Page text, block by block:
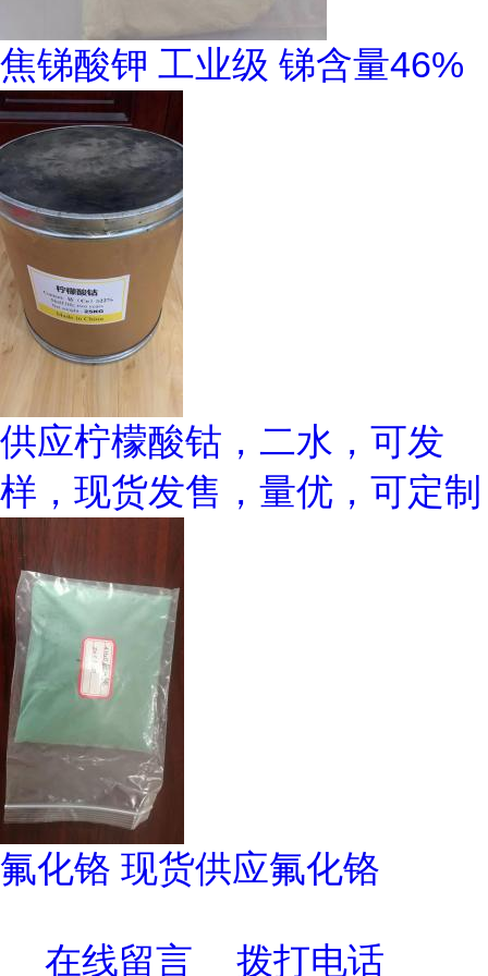
焦锑酸钾 工业级 锑含量46%
供应柠檬酸钴，二水，可发
样，现货发售，量优，可定制
氟化铬 现货供应氟化铬
在线留言 拨打电话